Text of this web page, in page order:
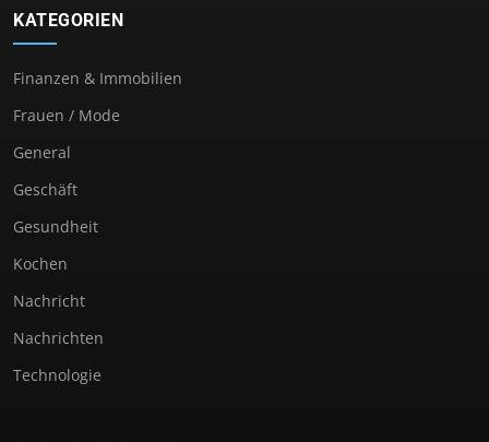
KATEGORIEN
Finanzen & Immobilien
Frauen / Mode
General
Geschäft
Gesundheit
Kochen
Nachricht
Nachrichten
Technologie